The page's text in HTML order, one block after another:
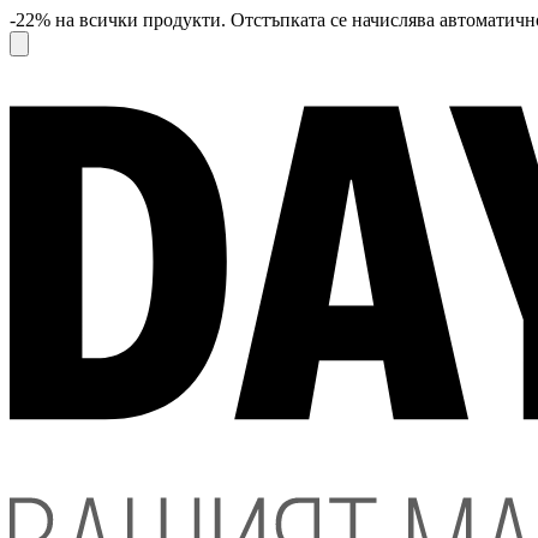
-22% на всички продукти. Отстъпката се начислява